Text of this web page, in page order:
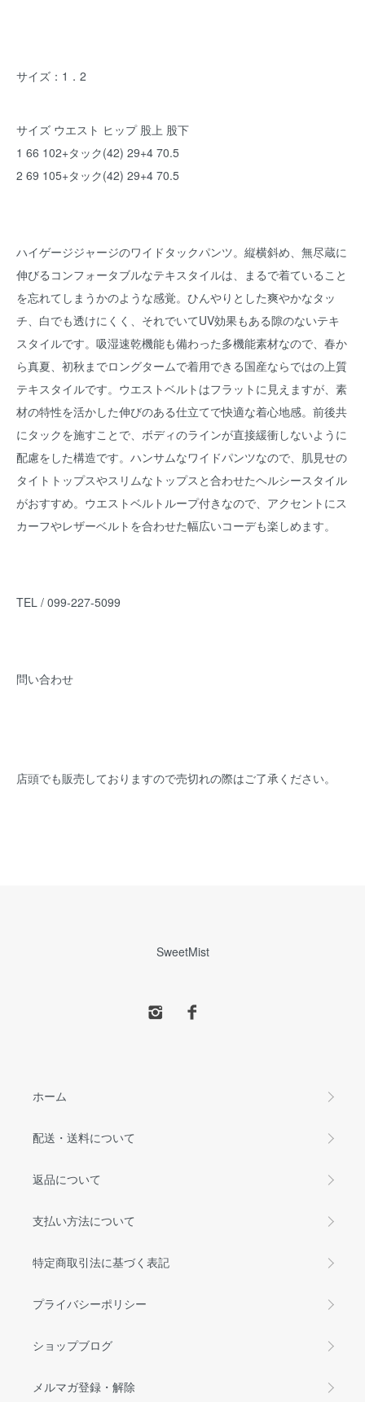
サイズ：1．2
サイズ ウエスト ヒップ 股上 股下
1 66 102+タック(42) 29+4 70.5
2 69 105+タック(42) 29+4 70.5
ハイゲージジャージのワイドタックパンツ。縦横斜め、無尽蔵に
伸びるコンフォータブルなテキスタイルは、まるで着ていること
を忘れてしまうかのような感覚。ひんやりとした爽やかなタッ
チ、白でも透けにくく、それでいてUV効果もある隙のないテキ
スタイルです。吸湿速乾機能も備わった多機能素材なので、春か
ら真夏、初秋までロングタームで着用できる国産ならではの上質
テキスタイルです。ウエストベルトはフラットに見えますが、素
材の特性を活かした伸びのある仕立てで快適な着心地感。前後共
にタックを施すことで、ボディのラインが直接緩衝しないように
配慮をした構造です。ハンサムなワイドパンツなので、肌見せの
タイトトップスやスリムなトップスと合わせたヘルシースタイル
がおすすめ。ウエストベルトループ付きなので、アクセントにス
カーフやレザーベルトを合わせた幅広いコーデも楽しめます。
TEL / 099-227-5099
問い合わせ
店頭でも販売しておりますので売切れの際はご了承ください。
SweetMist
ホーム
配送・送料について
返品について
支払い方法について
特定商取引法に基づく表記
プライバシーポリシー
ショップブログ
メルマガ登録・解除